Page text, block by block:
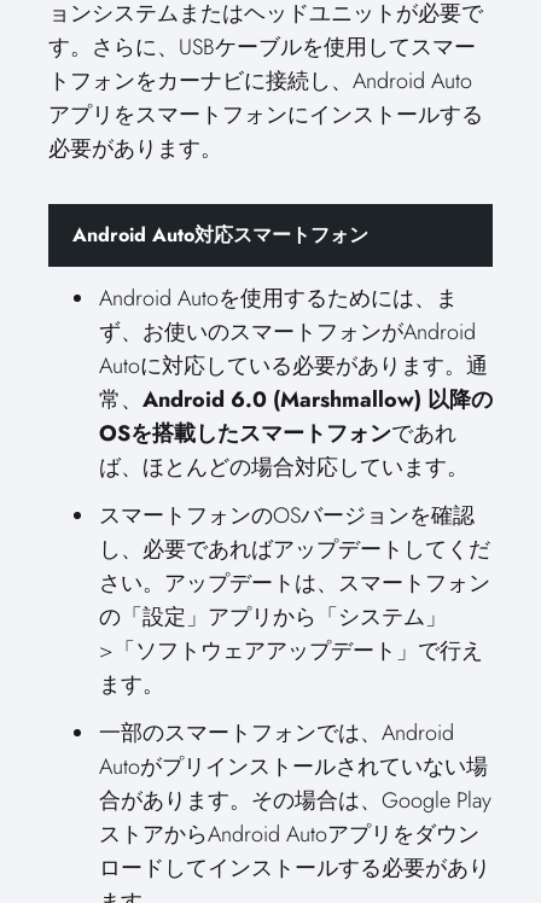
ョンシステムまたはヘッドユニットが必要で
す。さらに、USBケーブルを使用してスマー
トフォンをカーナビに接続し、Android Auto
アプリをスマートフォンにインストールする
必要があります。
Android Auto対応スマートフォン
Android Autoを使用するためには、ま
ず、お使いのスマートフォンがAndroid
Autoに対応している必要があります。通
常、 Android 6.0 (Marshmallow) 以降の
OSを搭載したスマートフォンであれ
ば、ほとんどの場合対応しています。
スマートフォンのOSバージョンを確認
し、必要であればアップデートしてくだ
さい。アップデートは、スマートフォン
の「設定」アプリから「システム」
>「ソフトウェアアップデート」で行え
ます。
一部のスマートフォンでは、Android
Autoがプリインストールされていない場
合があります。その場合は、Google Play
ストアからAndroid Autoアプリをダウン
ロードしてインストールする必要があり